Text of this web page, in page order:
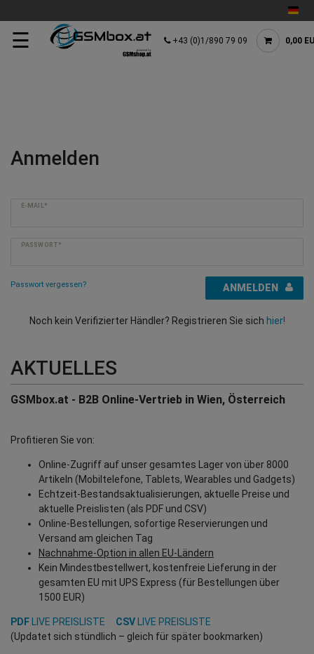
☰ +43 (0)1/890 79 09 0,00
Anmelden
E-MAIL*
PASSWORT*
Passwort vergessen? ANMELDEN
Noch kein Verifizierter Händler? Registrieren Sie sich hier!
AKTUELLES
GSMbox.at - B2B Online-Vertrieb in Wien, Österreich
Profitieren Sie von:
Online-Zugriff auf unser gesamtes Lager von über 8000
Artikeln (Mobiltelefone, Tablets, Wearables und Gadgets)
Echtzeit-Bestandsaktualisierungen, aktuelle Preise und
aktuelle Preislisten (als PDF und CSV)
Online-Bestellungen, sofortige Reservierungen und
Versand am gleichen Tag
Nachnahme-Option in allen EU-Ländern
Kein Mindestbestellwert, kostenfreie Lieferung in der
gesamten EU mit UPS Express (für Bestellungen über
1500 EUR)
PDF LIVE PREISLISTE CSV
LIVE PREISLISTE
(Updatet sich stündlich – gleich für später bookmarken)